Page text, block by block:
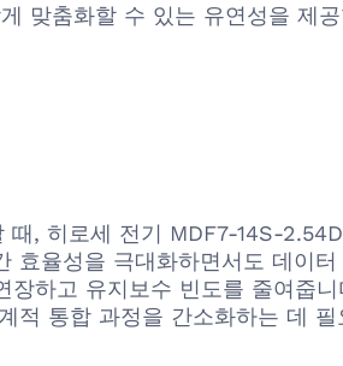
맞춤화할 수 있는 유연성을 제
, 히로세 전기 MDF7-14S-
율성을 극대화하면서도 데이
하고 유지보수 빈도를 줄여줍
적 통합 과정을 간소화하는 데